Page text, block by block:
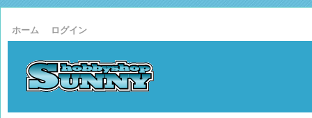
ホーム ログイン